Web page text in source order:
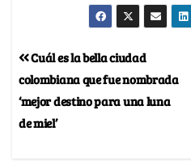
Cuál es la bella ciudad
colombiana que fue nombrada
‘mejor destino para una luna
de miel’